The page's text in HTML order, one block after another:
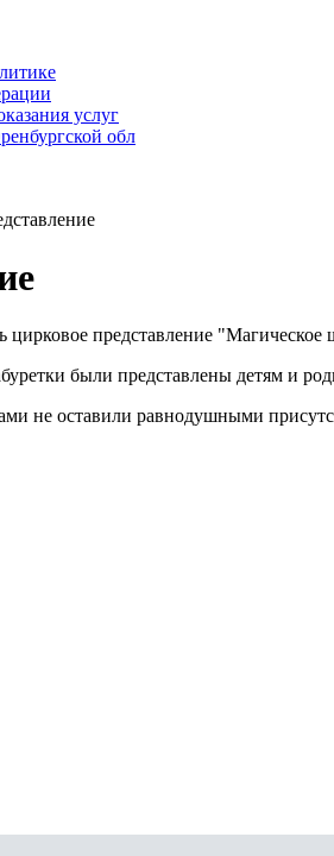
услуг
обл
представление "Магическое
были представлены детям и
не оставили равнодушными